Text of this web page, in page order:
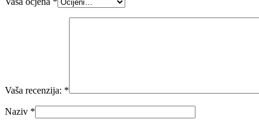
Vaša recenzija: *
Naziv *